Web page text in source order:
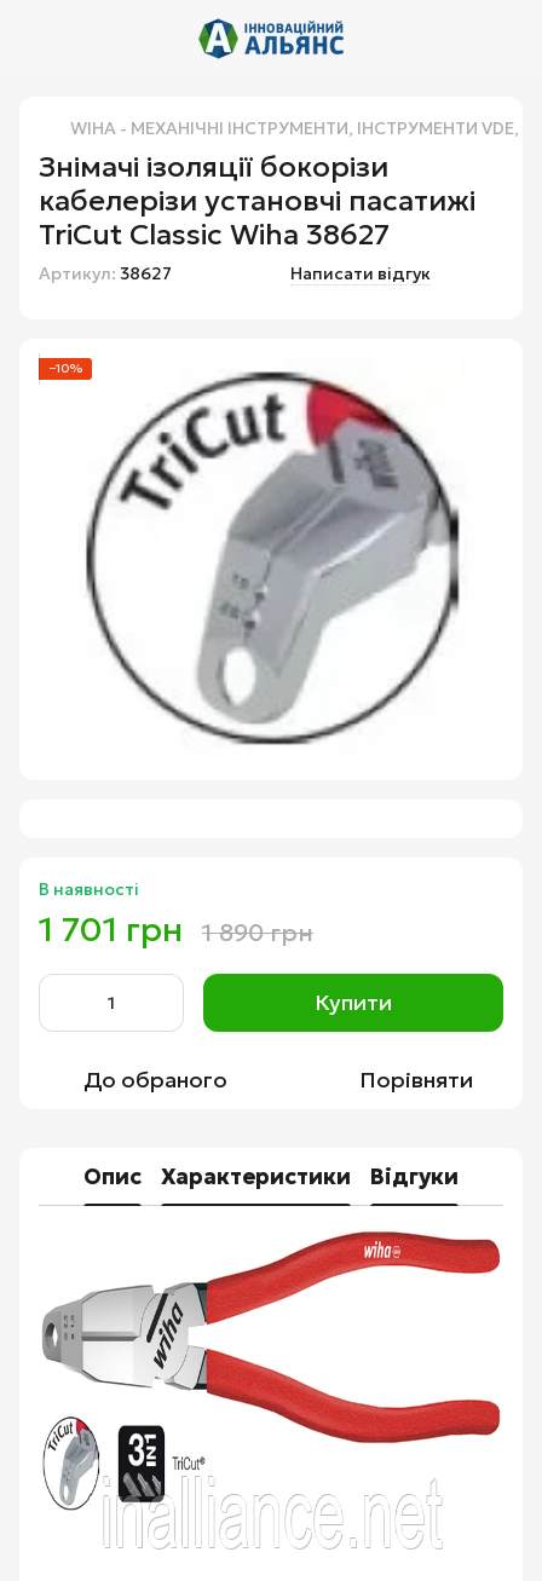
WIHA - МЕХАНІЧНІ ІНСТРУМЕНТИ, ІНСТРУМЕНТИ
Знімачі ізоляції бокорізи
кабелерізи установчі пасатижі
TriCut Classic Wiha 38627
Артикул: 38627 Написати відгук
−10%
В наявності
1 701 грн 1 890 грн
Купити
До обраного Порівняти
Опис Характеристики Відгуки